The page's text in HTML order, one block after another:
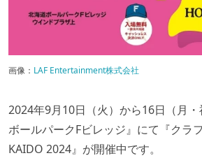
画像： LAF Entertainment株式会社
2024年9月10日（火）から16日（月
ボールパークFビレッジ』にて『クラ
KAIDO 2024』が開催中です。